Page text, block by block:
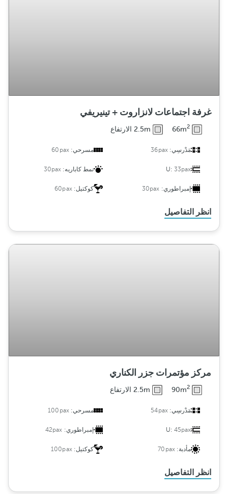
غرفة اجتماعات لانزاروت + تينيريفي
66m2 2.5m الارتفاع
مَدْرسِي:36pax مسرحي:60pax
U: 33pax نمط كاباريه: 30pax
إمبراطوري: 30pax كوكتيل:60pax
انظر التفاصيل
مركز مؤتمرات جزر الكناري
90m2 2.5m الارتفاع
مَدْرسِي:54pax مسرحي:100pax
U: 45pax إمبراطوري: 42pax
مأدبة:70pax كوكتيل:100pax
انظر التفاصيل